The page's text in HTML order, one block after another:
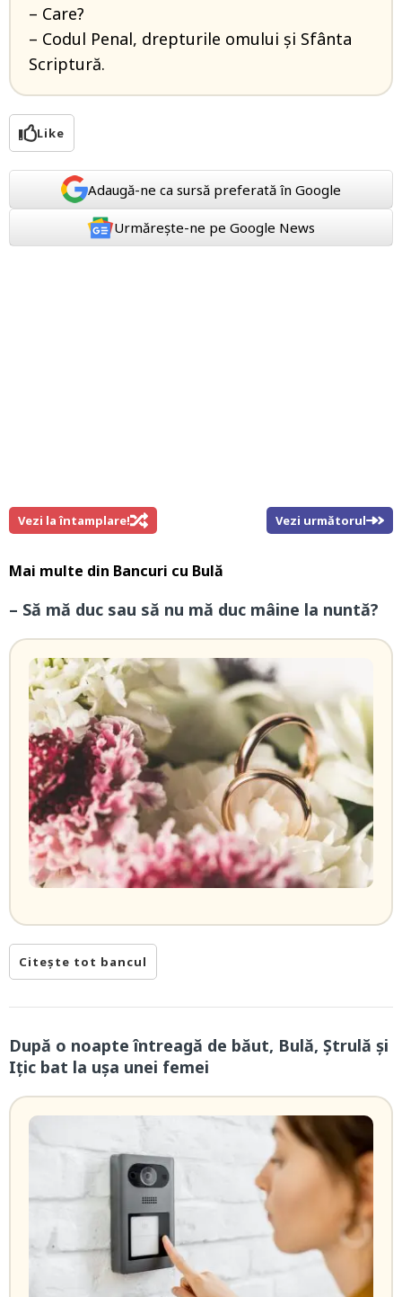
– Care?
– Codul Penal, drepturile omului și Sfânta
Scriptură.
Like
Adaugă-ne ca sursă preferată în Google
Urmărește-ne pe Google News
Vezi la întamplare! Vezi următorul
Mai multe din Bancuri cu Bulă
– Să mă duc sau să nu mă duc mâine la nuntă?
Citește tot bancul
După o noapte întreagă de băut, Bulă, Ștrulă și
Ițic bat la ușa unei femei